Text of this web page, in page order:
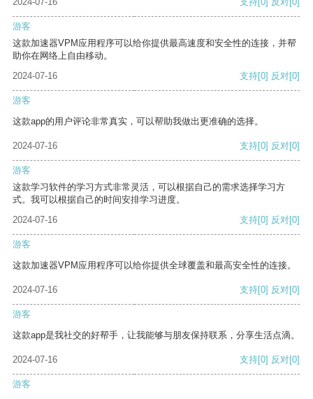
游客
这款加速器VPM应用程序可以给你提供最高速度和安全性的连接，并帮
助你在网络上自由移动。
2024-07-16
支持[0] 反对[0]
游客
这款app的用户评论非常真实，可以帮助我做出更准确的选择。
2024-07-16 支持[0] 反对[0]
游客
这款学习软件的学习方式非常灵活，可以根据自己的需求选择学习方
式。我可以根据自己的时间安排学习进度。
2024-07-16
支持[0] 反对[0]
游客
这款加速器VPM应用程序可以给你提供全球覆盖和最高安全性的连接。
2024-07-16 支持[0] 反对[0]
游客
这款app是我社交的好帮手，让我能够与朋友保持联系，分享生活点滴。
2024-07-16 支持[0] 反对[0]
游客